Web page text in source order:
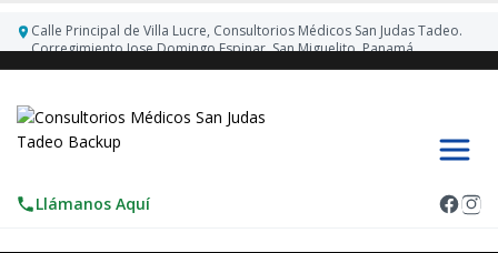
Calle Principal de Villa Lucre, Consultorios Médicos San Judas Tadeo.
Corregimiento Jose Domingo Espinar. San Miguelito, Panamá.
Llámanos Aquí